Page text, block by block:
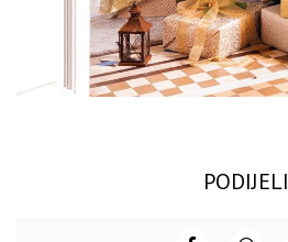
PODIJELI